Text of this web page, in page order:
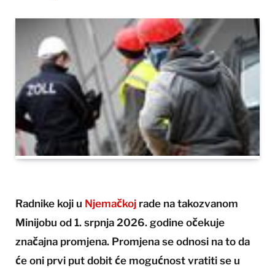
Radnike koji u Njemačkoj rade na takozvanom
Minijobu od 1. srpnja 2026. godine očekuje
značajna promjena. Promjena se odnosi na to da
će oni prvi put dobit će mogućnost vratiti se u